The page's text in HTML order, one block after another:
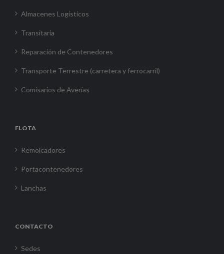
Almacenes Logísticos
Transitaria
Reparación de Contenedores
Transporte Terrestre (carretera y ferrocarril)
Comisarios de Averías
FLOTA
Remolcadores
Portacontenedores
Lanchas
CONTACTO
Sedes